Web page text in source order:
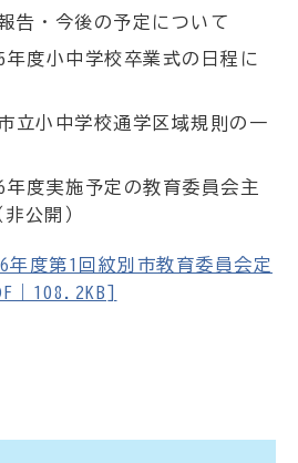
告・今後の予定について
度小中学校卒業式の日程に
立小中学校通学区域規則の一
度実施予定の教育委員会主
公開）
年度第1回紋別市教育委員会定
｜108.2KB]